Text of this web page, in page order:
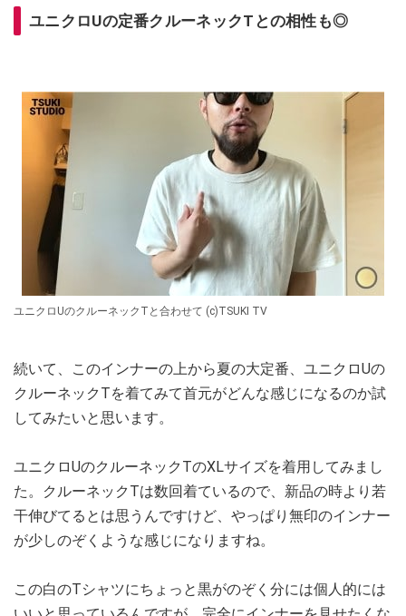
ユニクロUの定番クルーネックTとの相性も◎
ユニクロUのクルーネックTと合わせて (c)TSUKI TV
続いて、このインナーの上から夏の大定番、ユニクロUの
クルーネックTを着てみて首元がどんな感じになるのか試
してみたいと思います。
ユニクロUのクルーネックTのXLサイズを着用してみまし
た。クルーネックTは数回着ているので、新品の時より若
干伸びてるとは思うんですけど、やっぱり無印のインナー
が少しのぞくような感じになりますね。
この白のTシャツにちょっと黒がのぞく分には個人的には